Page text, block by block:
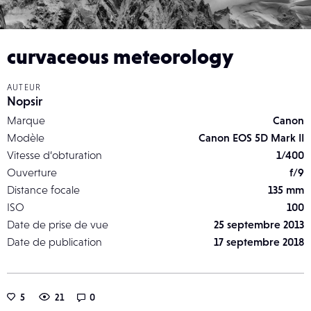
curvaceous meteorology
AUTEUR
Nopsir
Marque
Canon
Modèle
Canon EOS 5D Mark II
Vitesse d’obturation
1/400
Ouverture
f/9
Distance focale
135 mm
ISO
100
Date de prise de vue
25 septembre 2013
Date de publication
17 septembre 2018
5 21 0